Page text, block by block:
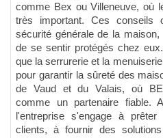
comme Bex ou Villeneuve, où
très important. Ces conseils
sécurité générale de la
de se sentir protégés chez
que la serrurerie et la
pour garantir la sûreté des
de Vaud et du Valais, où
comme un partenaire fiable.
l'entreprise s'engage à
clients, à fournir des